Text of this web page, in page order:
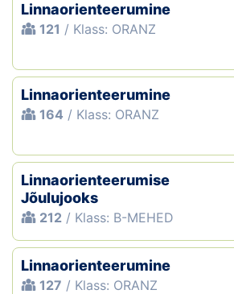
Linnaorienteerumine
121 / Klass: ORANZ
Linnaorienteerumine
164 / Klass: ORANZ
Linnaorienteerumise
Jõulujooks
212 / Klass: B-MEHED
Linnaorienteerumine
127 / Klass: ORANZ